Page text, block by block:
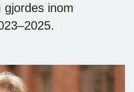
gjordes inom